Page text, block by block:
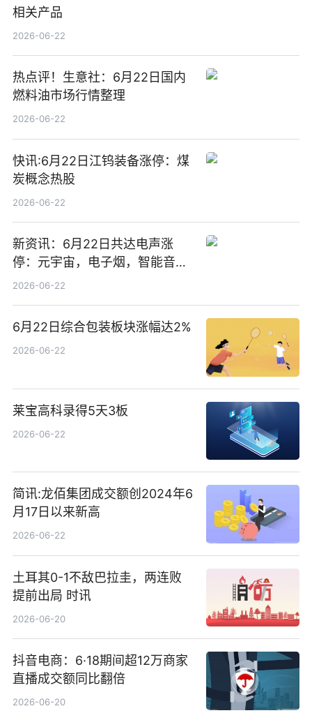
相关产品
2026-06-22
热点评！生意社：6月22日国内
燃料油市场行情整理
2026-06-22
快讯:6月22日江钨装备涨停：煤
炭概念热股
2026-06-22
新资讯：6月22日共达电声涨
停：元宇宙，电子烟，智能音箱
概念热股
2026-06-22
6月22日综合包装板块涨幅达2%
2026-06-22
莱宝高科录得5天3板
2026-06-22
简讯:龙佰集团成交额创2024年6
月17日以来新高
2026-06-22
土耳其0-1不敌巴拉圭，两连败
提前出局 时讯
2026-06-20
抖音电商：6·18期间超12万商家
直播成交额同比翻倍
2026-06-20